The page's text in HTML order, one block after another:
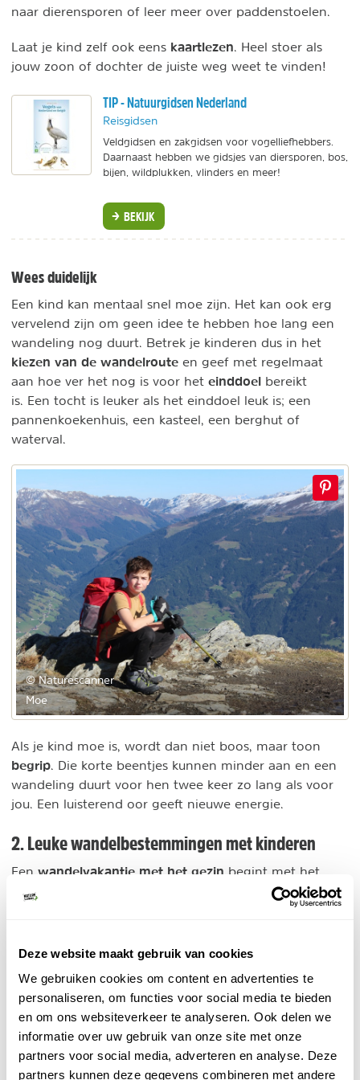
Deze website maakt gebruik van cookies
We gebruiken cookies om content en advertenties te
personaliseren, om functies voor social media te bieden
en om ons websiteverkeer te analyseren. Ook delen we
informatie over uw gebruik van onze site met onze
partners voor social media, adverteren en analyse. Deze
partners kunnen deze gegevens combineren met andere
naar dierensporen of leer meer over paddenstoelen.
Laat je kind zelf ook eens kaartlezen . Heel stoer als
jouw zoon of dochter de juiste weg weet te vinden!
TIP - Natuurgidsen Nederland
Reisgidsen
Veldgidsen en zakgidsen voor vogelliefhebbers.
Daarnaast hebben we gidsjes van diersporen, bos,
bijen, wildplukken, vlinders en meer!
BEKIJK
Wees duidelijk
Een kind kan mentaal snel moe zijn. Het kan ook erg
vervelend zijn om geen idee te hebben hoe lang een
wandeling nog duurt. Betrek je kinderen dus in het
kiezen van de wandelroute en geef met regelmaat
aan hoe ver het nog is voor het einddoel bereikt
is. Een tocht is leuker als het einddoel leuk is; een
pannenkoekenhuis, een kasteel, een berghut of
waterval.
© Naturescanner
Moe
Als je kind moe is, wordt dan niet boos, maar toon
begrip . Die korte beentjes kunnen minder aan en een
wandeling duurt voor hen twee keer zo lang als voor
jou. Een luisterend oor geeft nieuwe energie.
2. Leuke wandelbestemmingen met kinderen
Een wandelvakantie met het gezin begint met het
bepalen van een leuke bestemming. Kies voor een land
met een afwisselend landschap en probeer het
top 5 kindvriendelijke wandelbestemmingen:
Wandelen met kinderen in Nederland: ontdek de
wandelgebieden dicht bij huis. Nederland heeft zoveel
moois te bieden. Je hoeft niet een hele dag te
wandelen, er zijn zoveel mooie korte routes. Wat denk
je van een leuke kabouterwandeling voor de